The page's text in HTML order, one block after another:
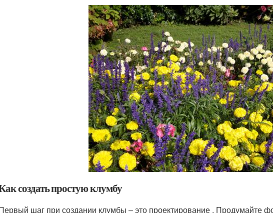
создать простую клумбу
шаг при создании клумбы – это проектирование . Продумайте